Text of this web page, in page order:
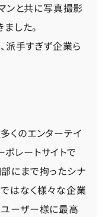
ンと共に写真撮影
した。
派手すぎず企業ら
くのエンターテイ
レートサイトで
にまで拘ったシナ
はなく様々な企業
ーザー様に最高